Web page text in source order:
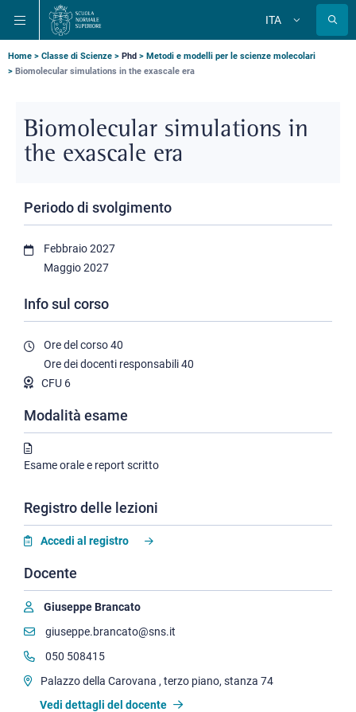
alla
navigazione
principale
contenuto
principale
alla
ricerca
principale
ITA
Briciole
Home Classe di Scienze Phd
Metodi e modelli per le scienze molecolari
Biomolecular simulations in the exascale era
Biomolecular simulations in
the exascale era
Periodo di svolgimento
Febbraio 2027
Maggio 2027
Info sul corso
Ore del corso40
Ore dei docenti responsabili40
CFU 6
Modalità esame
Esame orale e report scritto
Registro delle lezioni
Accedi al registro
Docente
Giuseppe Brancato
giuseppe.brancato@sns.it
050 508415
Palazzo della Carovana , terzo piano, stanza 74
Vedi dettagli del docente